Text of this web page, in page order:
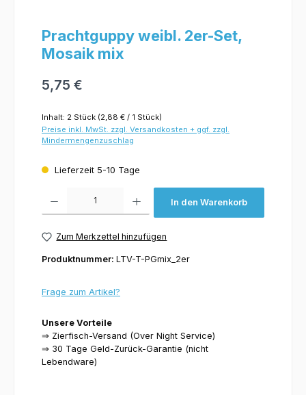
Prachtguppy weibl. 2er-Set,
Mosaik mix
5,75 €
Inhalt: 2 Stück (2,88 € / 1 Stück)
Preise inkl. MwSt. zzgl. Versandkosten + ggf. zzgl.
Mindermengenzuschlag
Lieferzeit 5-10 Tage
In den Warenkorb
Zum Merkzettel hinzufügen
Produktnummer: LTV-T-PGmix_2er
Frage zum Artikel?
Unsere Vorteile
⇒ Zierfisch-Versand (Over Night Service)
⇒ 30 Tage Geld-Zurück-Garantie (nicht
Lebendware)